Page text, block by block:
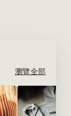
瀏覽全部